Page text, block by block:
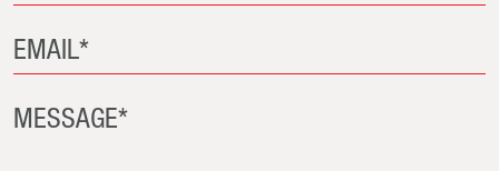
EMAIL*
MESSAGE*